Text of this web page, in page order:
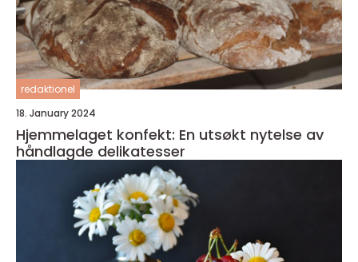
redaktionel
18. January 2024
Hjemmelaget konfekt: En utsøkt nytelse av
håndlagde delikatesser